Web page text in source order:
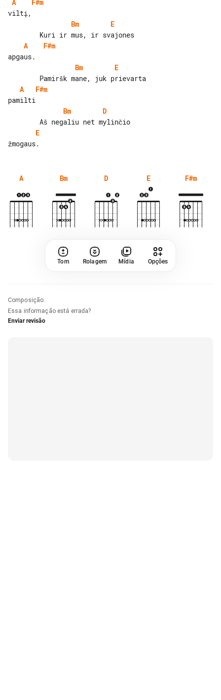
A
F#m
Bm
E
A
F#m
Bm
E
A
F#m
Bm
D
E
A Bm D E F#m
Tom Rolagem Mídia Opções
Composição:
Essa informação está errada?
Enviar revisão